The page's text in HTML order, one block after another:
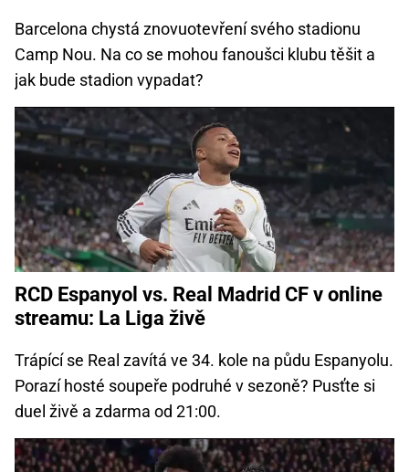
Barcelona chystá znovuotevření svého stadionu
Camp Nou. Na co se mohou fanoušci klubu těšit a
jak bude stadion vypadat?
RCD Espanyol vs. Real Madrid CF v online
streamu: La Liga živě
Trápící se Real zavítá ve 34. kole na půdu Espanyolu.
Porazí hosté soupeře podruhé v sezoně? Pusťte si
duel živě a zdarma od 21:00.